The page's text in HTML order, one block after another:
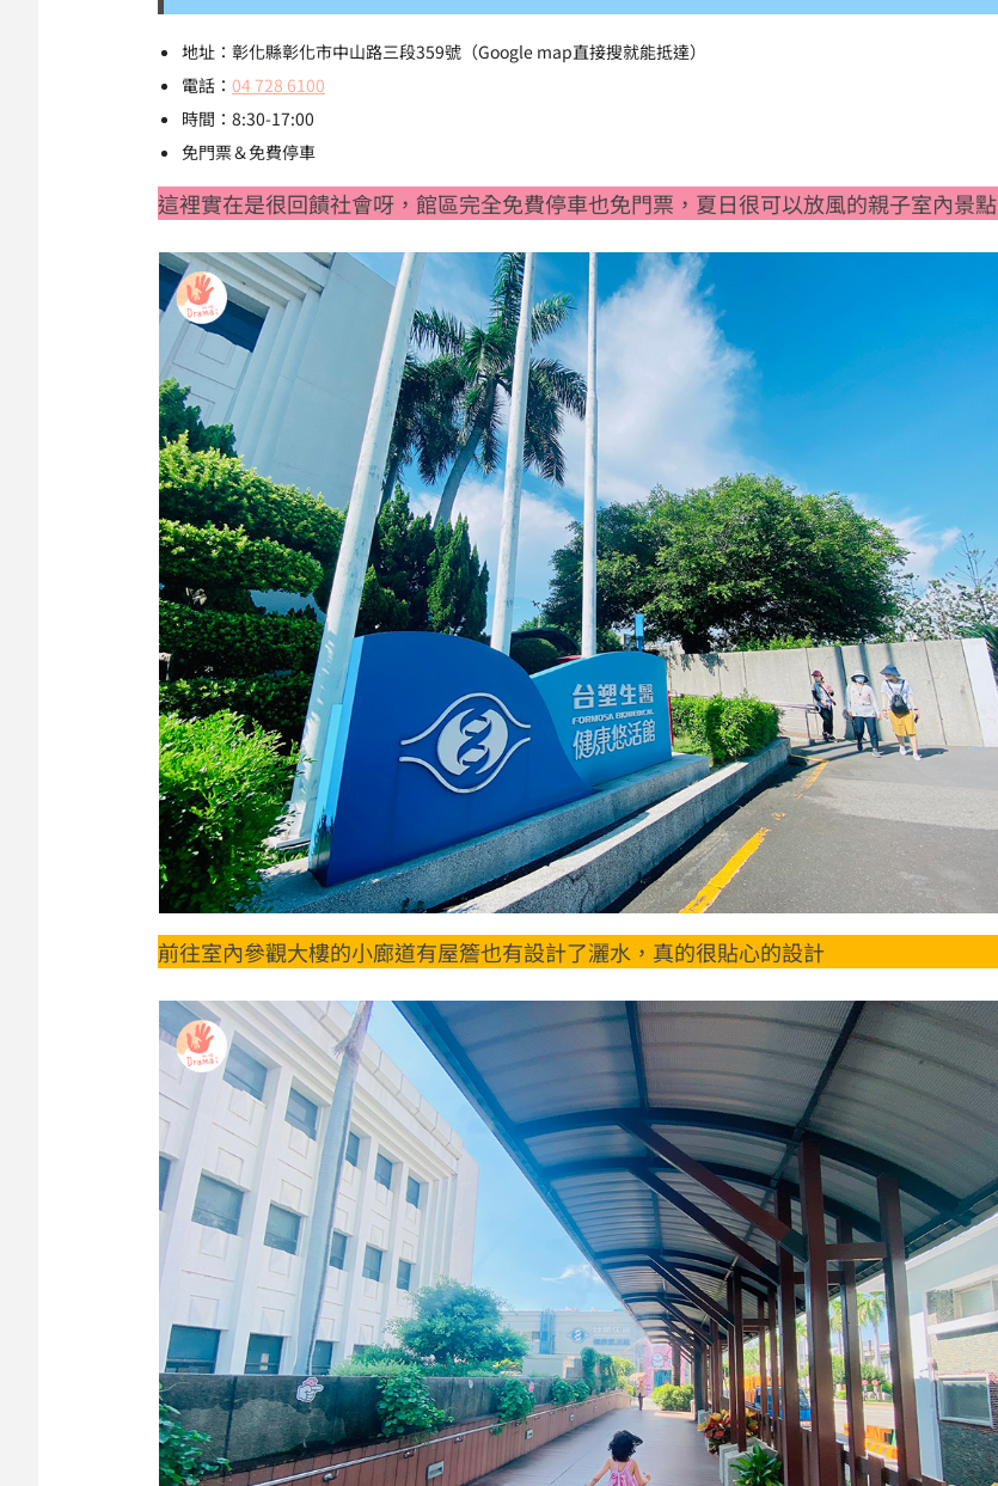
地址：彰化縣彰化市中山路三段359號（Google map直接搜就能抵達）
電話： 04 728 6100
時間：8:30-17:00
免門票＆免費停車
這裡實在是很回饋社會呀，館區完全免費停車也免門票，夏日很可以放風的親子室內景點
前往室內參觀大樓的小廊道有屋簷也有設計了灑水，真的很貼心的設計